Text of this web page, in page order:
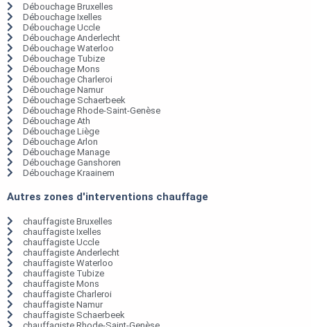
Débouchage Bruxelles
Débouchage Ixelles
Débouchage Uccle
Débouchage Anderlecht
Débouchage Waterloo
Débouchage Tubize
Débouchage Mons
Débouchage Charleroi
Débouchage Namur
Débouchage Schaerbeek
Débouchage Rhode-Saint-Genèse
Débouchage Ath
Débouchage Liège
Débouchage Arlon
Débouchage Manage
Débouchage Ganshoren
Débouchage Kraainem
Autres zones d'interventions chauffage
chauffagiste Bruxelles
chauffagiste Ixelles
chauffagiste Uccle
chauffagiste Anderlecht
chauffagiste Waterloo
chauffagiste Tubize
chauffagiste Mons
chauffagiste Charleroi
chauffagiste Namur
chauffagiste Schaerbeek